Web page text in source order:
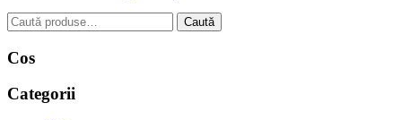
Caută
după:
Caută
Cos
Categorii